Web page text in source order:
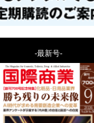
-最新号-